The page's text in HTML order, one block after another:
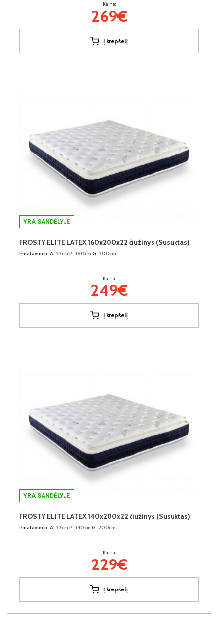
Kaina:
269€
Į krepšelį
YRA SANDĖLYJE
FROSTY ELITE LATEX 160x200x22 čiužinys (Susuktas)
Išmatavimai: A: 22cm P: 160cm G: 200cm
Kaina:
249€
Į krepšelį
YRA SANDĖLYJE
FROSTY ELITE LATEX 140x200x22 čiužinys (Susuktas)
Išmatavimai: A: 22cm P: 140cm G: 200cm
Kaina:
229€
Į krepšelį